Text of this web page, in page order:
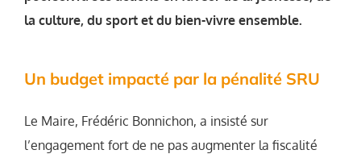
la culture, du sport et du bien-vivre ensemble.
Un budget impacté par la pénalité SRU
Le Maire, Frédéric Bonnichon, a insisté sur
l’engagement fort de ne pas augmenter la fiscalité